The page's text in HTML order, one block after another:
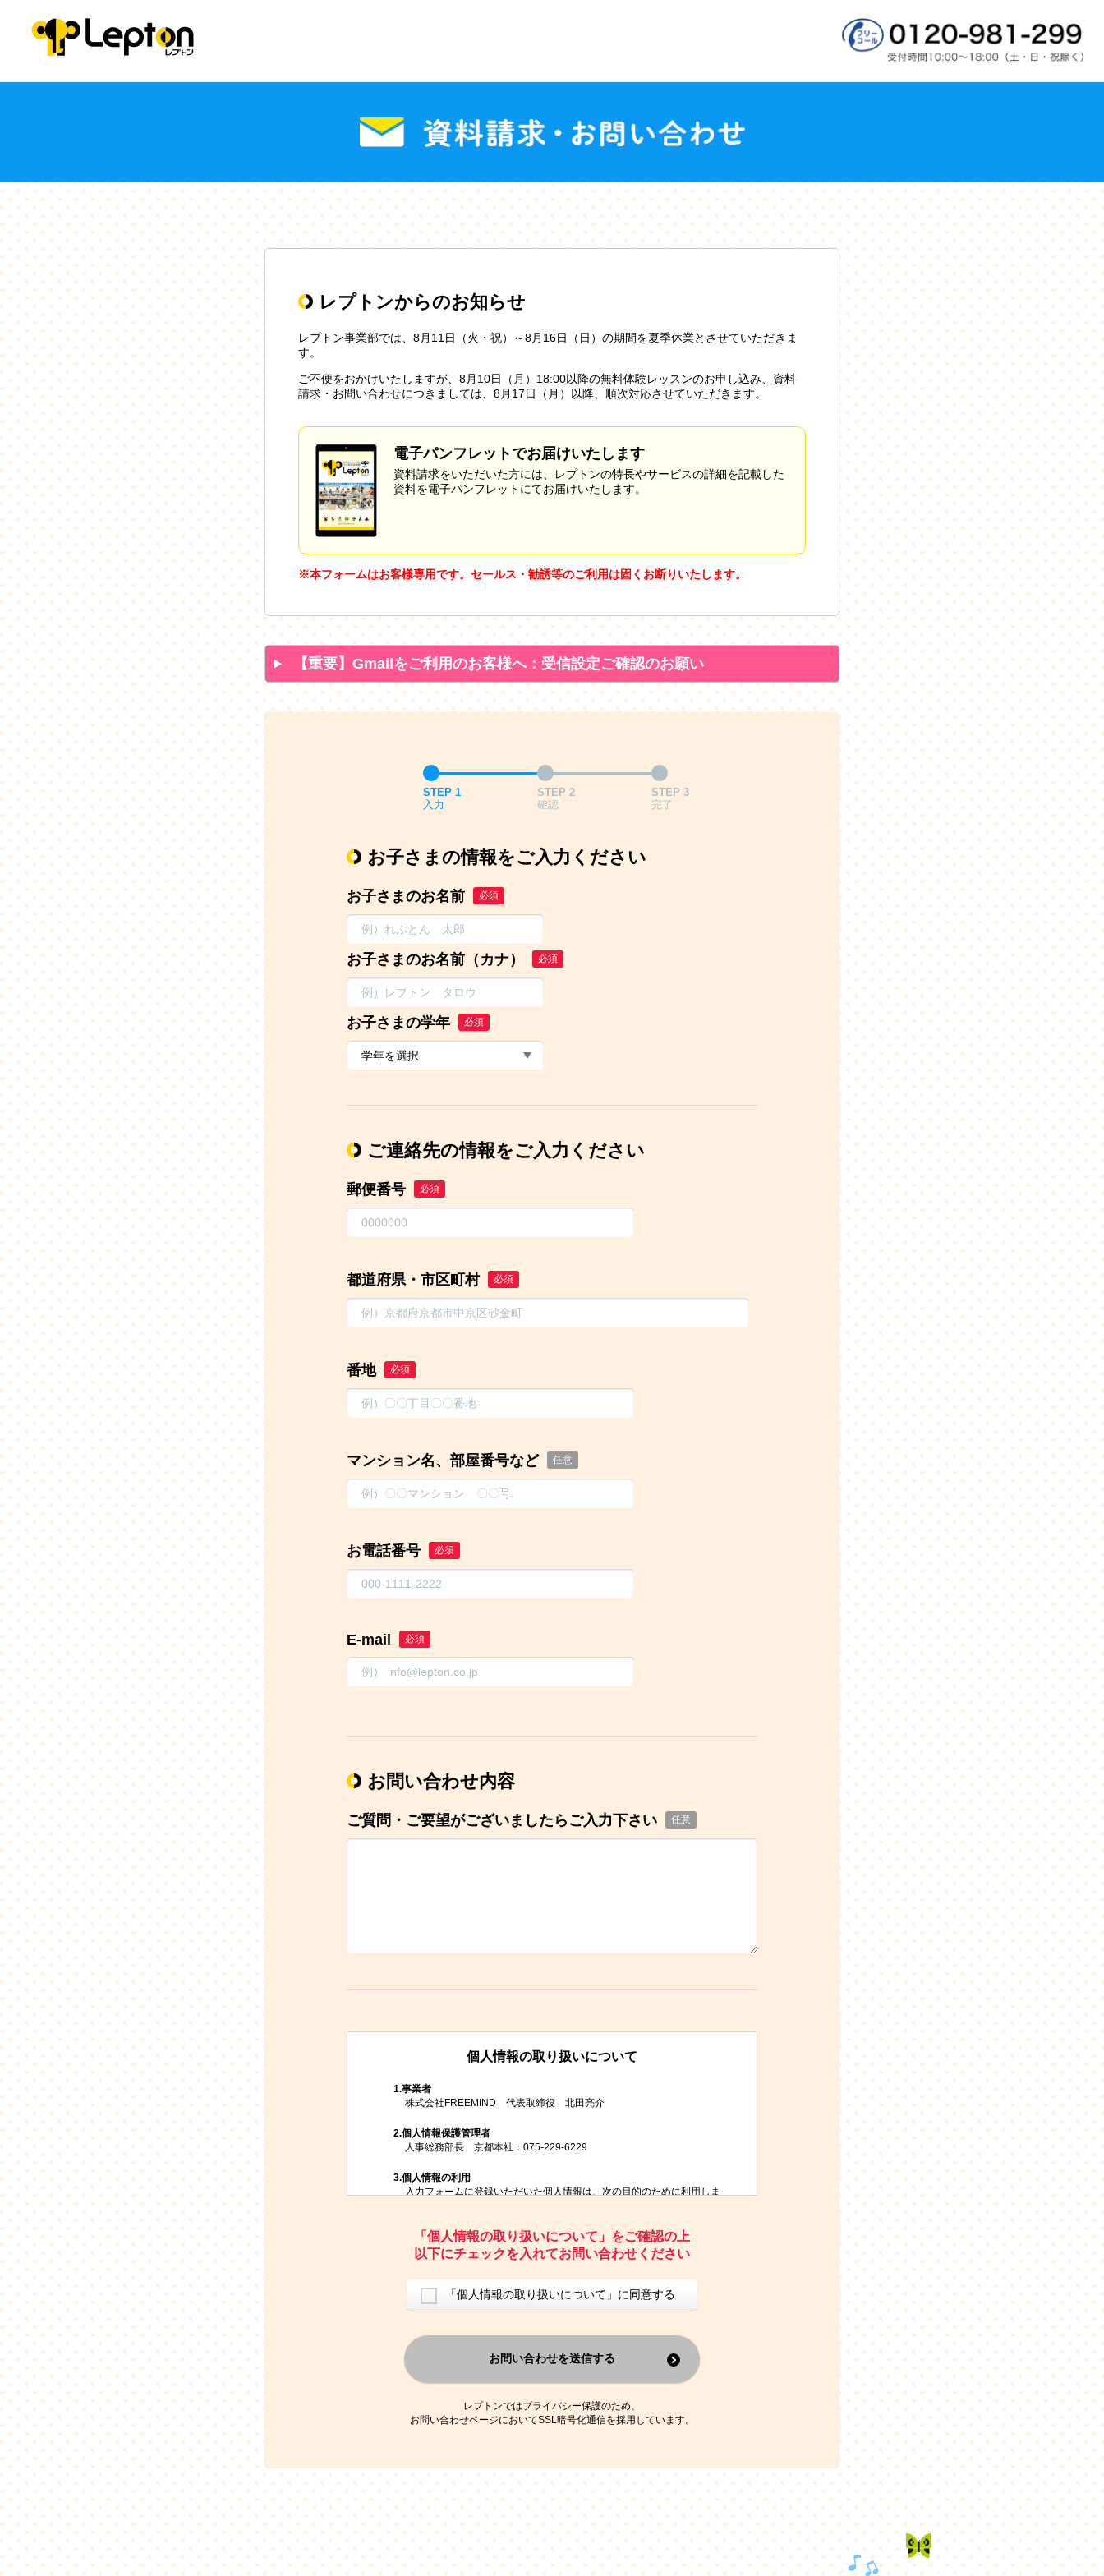
レプトンからのお知らせ
レプトン事業部では、8月11日（火・祝）～8月16日（日）の期間を夏季休業とさせていただきま
す。
ご不便をおかけいたしますが、8月10日（月）18:00以降の無料体験レッスンのお申し込み、資料
請求・お問い合わせにつきましては、8月17日（月）以降、順次対応させていただきます。
電子パンフレットでお届けいたします
資料請求をいただいた方には、レプトンの特長やサービスの詳細を記載した
資料を電子パンフレットにてお届けいたします。
※本フォームはお客様専用です。セールス・勧誘等のご利用は固くお断りいたします。
【重要】Gmailをご利用のお客様へ：受信設定ご確認のお願い
STEP 1
入力
STEP 2
確認
STEP 3
完了
お子さまの情報をご入力ください
お子さまのお名前 必須
お子さまのお名前（カナ） 必須
お子さまの学年 必須
ご連絡先の情報をご入力ください
郵便番号 必須
都道府県・市区町村 必須
番地 必須
マンション名、部屋番号など 任意
お電話番号 必須
E-mail 必須
お問い合わせ内容
ご質問・ご要望がございましたらご入力下さい 任意
個人情報の取り扱いについて
1.事業者
株式会社FREEMIND 代表取締役 北田亮介
2.個人情報保護管理者
人事総務部長 京都本社：075-229-6229
3.個人情報の利用
入力フォームに登録いただいた個人情報は、次の目的のために利用しま
お問い合わせにお答えするため
レプトンのキャンペーンや新商品（新サービス）、新規開講教室等を
ご案内するため
ご利用者の個人情報を、本人が特定されないデータに不可逆変換した
上で、広告・宣伝・販売促進活動に役立てること
なお、この利用目的を超えた個人情報の取扱いは行いません。また、こ
れ以外の目的で個人情報を利用することはありません。
※当社の保有する個人情報と第三者広告配信事業者が保有する個人情報
を、本人が特定されないデータに不可逆変換した上で第三者広告配信事
業者においてマッチングを行い、その結果に基づいて広告を配信するこ
4.
個人情報の第三者への提供
当社は、次の場合を除き、ご本人の同意なしに個人情報を第三者に提供
することはありません。
ご本人の同意がある場合
法令に基づく場合
人の生命、身体または財産の保護のために必要がある場合であって、
本人の同意を得ることが困難である場合
「個人情報の取り扱いについて」をご確認の上
以下にチェックを入れてお問い合わせください
「個人情報の取り扱いについて」に同意する
お問い合わせを送信する
レプトンではプライバシー保護のため、
お問い合わせページにおいてSSL暗号化通信を採用しています。